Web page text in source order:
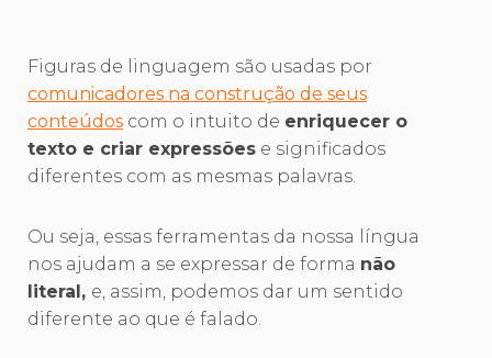
Figuras de linguagem são usadas por
comunicadores na construção de seus
conteúdos com o intuito de enriquecer o
texto e criar expressões e significados
diferentes com as mesmas palavras.
Ou seja, essas ferramentas da nossa língua
nos ajudam a se expressar de forma não
literal, e, assim, podemos dar um sentido
diferente ao que é falado.